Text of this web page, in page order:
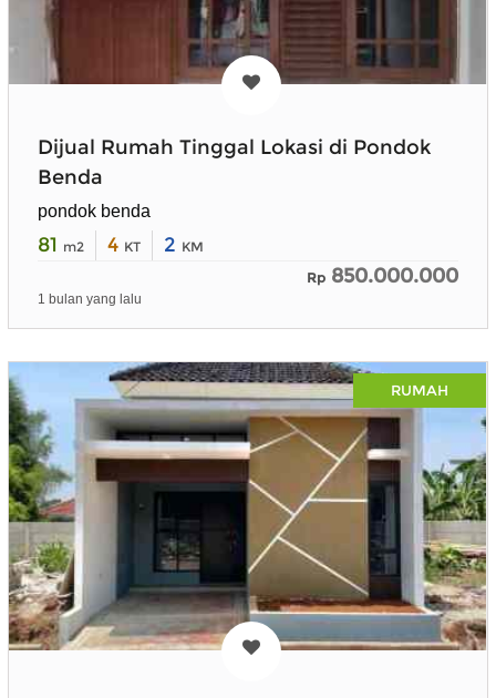
Dijual Rumah Tinggal Lokasi di Pondok
Benda
pondok benda
81 m2 4 KT 2 KM
Rp 850.000.000
1 bulan yang lalu
RUMAH